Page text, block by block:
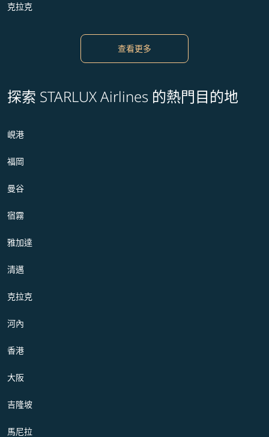
克拉克
查看更多
探索 STARLUX Airlines 的熱門目的地
峴港
福岡
曼谷
宿霧
雅加達
清邁
克拉克
河內
香港
大阪
吉隆坡
馬尼拉